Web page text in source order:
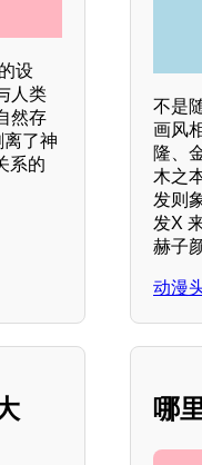
设
人类
然存
了神
系的
不是
画风
隆、
木之
发则
发X
赫子
动漫
哪